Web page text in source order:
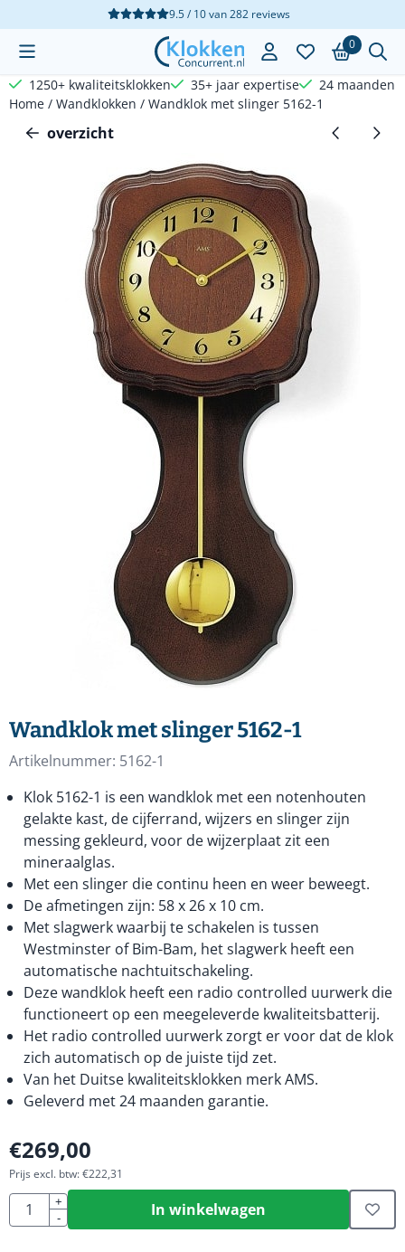
Cookievoorkeuren zijn beschikbaar. Kies instellingen of sta
9.5 / 10van282reviews
0
1250+ kwaliteitsklokken 35+ jaar expertise
24 maanden
Home / Wandklokken / Wandklok met slinger 5162-1
overzicht
Wandklok met slinger 5162-1
Artikelnummer: 5162-1
Klok 5162-1 is een wandklok met een notenhouten
gelakte kast, de cijferrand, wijzers en slinger zijn
messing gekleurd, voor de wijzerplaat zit een
mineraalglas.
Met een slinger die continu heen en weer beweegt.
De afmetingen zijn: 58 x 26 x 10 cm.
Met slagwerk waarbij te schakelen is tussen
Westminster of Bim-Bam, het slagwerk heeft een
automatische nachtuitschakeling.
Deze wandklok heeft een radio controlled uurwerk die
functioneert op een meegeleverde kwaliteitsbatterij.
Het radio controlled uurwerk zorgt er voor dat de klok
zich automatisch op de juiste tijd zet.
Van het Duitse kwaliteitsklokken merk AMS.
Geleverd met 24 maanden garantie.
€269,00
Prijs excl. btw:€222,31
Aantal
+
-
In winkelwagen